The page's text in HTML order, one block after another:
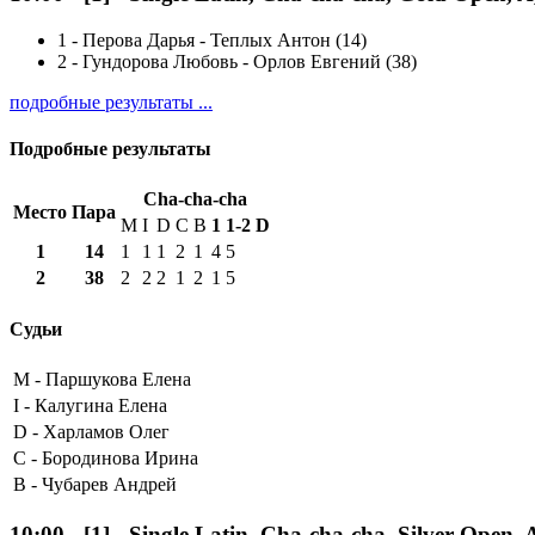
1 - Перова Дарья - Теплых Антон (14)
2 - Гундорова Любовь - Орлов Евгений (38)
подробные результаты ...
Подробные результаты
Место Пара
Cha-cha-cha
M I D C B 1 1-2 D
1
14 1 1 1 2 1 4 5
2
38 2 2 2 1 2 1 5
Судьи
M - Паршукова Елена
I - Калугина Елена
D - Харламов Олег
C - Бородинова Ирина
B - Чубарев Андрей